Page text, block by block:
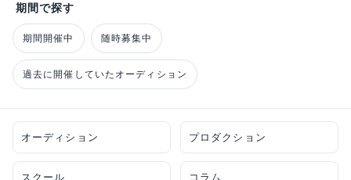
期間で探す
期間開催中 随時募集中
過去に開催していたオーディション
オーディション プロダクション
スクール コラム